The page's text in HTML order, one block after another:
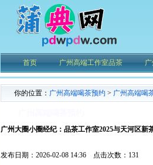
首页 广州高端工作室品茶
你的位置： 广州高端喝茶预约 > 广州高端喝
广州大圈小圈经纪：品茶工作室2025与天河区新
发布日期：2026-02-08 14:36 点击次数：131